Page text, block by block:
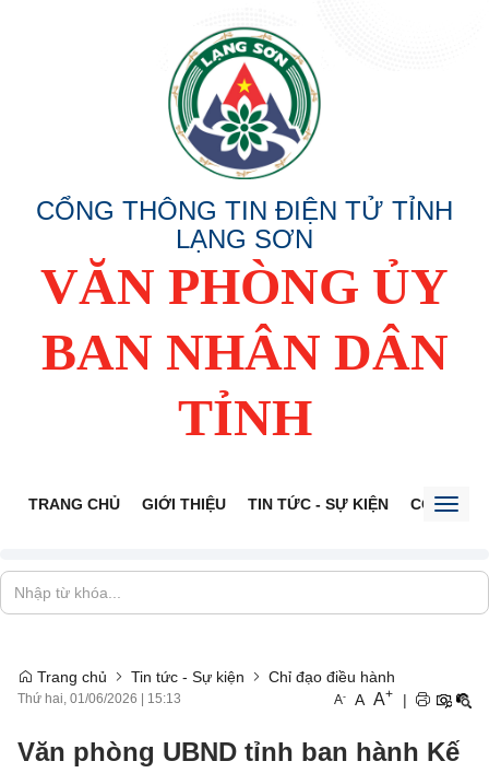
CỔNG THÔNG TIN ĐIỆN TỬ TỈNH
LẠNG SƠN
VĂN PHÒNG ỦY
BAN NHÂN DÂN
TỈNH
TRANG CHỦ GIỚI THIỆU TIN TỨC - SỰ KIỆN CỔNG
Trang chủ Tin tức - Sự kiện Chỉ đạo điều hành
Thứ hai, 01/06/2026 15:13 A- A A+ |
Văn phòng UBND tỉnh ban hành Kế